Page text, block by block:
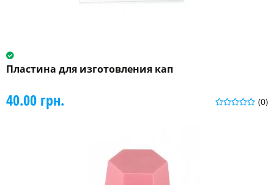
Пластина для изготовления кап
(0)
40.00 грн.